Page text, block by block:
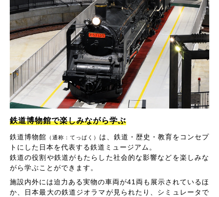
鉄道博物館で楽しみながら学ぶ
鉄道博物館 （通称：てっぱく） は、鉄道・歴史・教育をコンセプ
トにした日本を代表する鉄道ミュージアム。
鉄道の役割や鉄道がもたらした社会的な影響などを楽しみな
がら学ぶことができます。
施設内外には迫力ある実物の車両が41両も展示されているほ
か、日本最大の鉄道ジオラマが見られたり、シミュレータで